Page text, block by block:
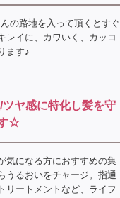
の路地を入って頂くとすぐ
レイに、カワいく、カッコ
ます♪
ツヤ感に特化し髪を守
☆
気になる方におすすめの集
うるおいをチャージ。指通
リートメントなど、ライフ